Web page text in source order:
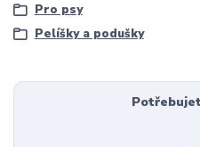
Pro psy
Pelíšky a podušky